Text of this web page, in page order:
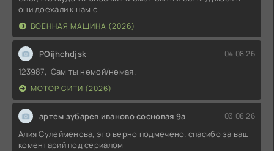
они доехали к нам с
ВОЕННАЯ МАШИНА (2026)
POijhchdjsk 04.08.26
123987, Сам ты немой/немая.
МОТОР СИТИ (2026)
артем зубарев иваново сосновая 9а 03.08.26
Алия Сулейменова, это верно подмечено. спасибо за ваш
коментарий под сериалом